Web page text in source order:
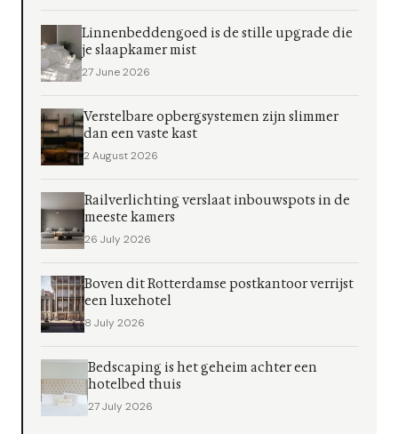
Linnenbeddengoed is de stille upgrade die
je slaapkamer mist
27 June 2026
Verstelbare opbergsystemen zijn slimmer
dan een vaste kast
2 August 2026
Railverlichting verslaat inbouwspots in de
meeste kamers
26 July 2026
Boven dit Rotterdamse postkantoor verrijst
een luxehotel
8 July 2026
Bedscaping is het geheim achter een
hotelbed thuis
27 July 2026